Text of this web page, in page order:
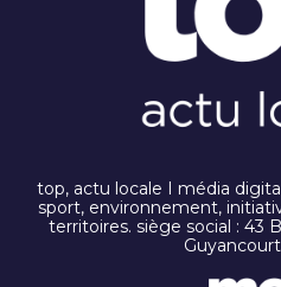
top, actu locale I média
sport, environnement,
territoires. siège social : 43